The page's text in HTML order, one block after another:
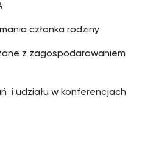
członka rodziny
z zagospodarowaniem
i udziału w konferencjach